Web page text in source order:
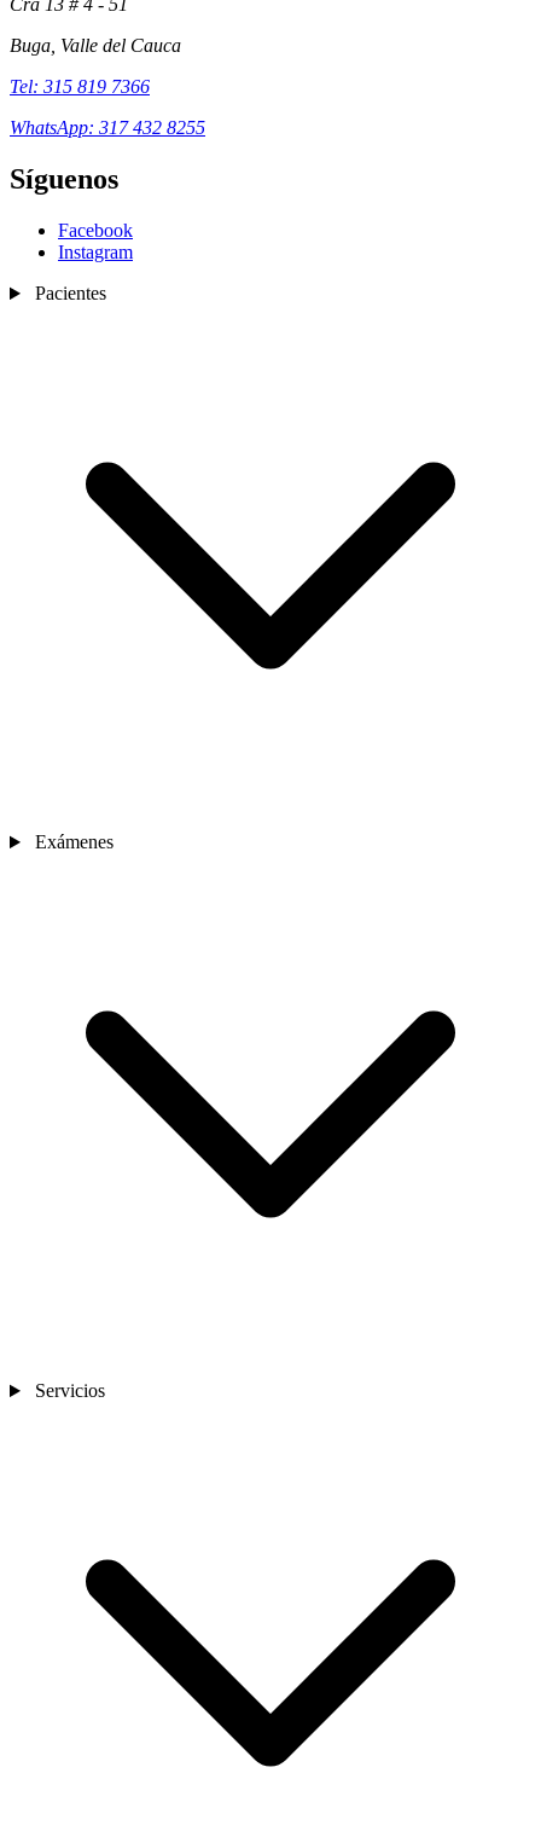
Contacto
Cra 13 # 4 - 51
Buga, Valle del Cauca
Tel: 315 819 7366
WhatsApp: 317 432 8255
Síguenos
Facebook
Instagram
Pacientes
Exámenes
Servicios